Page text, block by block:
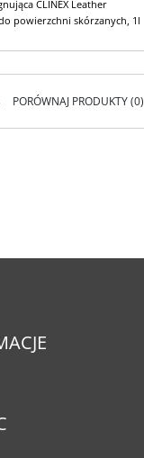
CLINEX Leather
powierzchni skórzanych, 1l
PORÓWNAJ PRODUKTY (0)